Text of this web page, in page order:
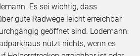
Es sei wichtig, dass
gute Radwege leicht erreichbar
geöffnet sind. Lodemann:
nützt nichts, wenn es